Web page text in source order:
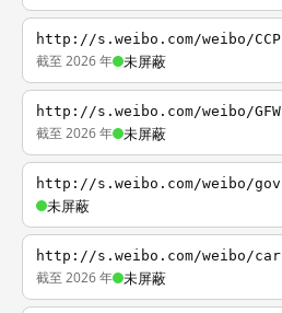
http://s.weibo.com/weibo/CCP
截至 2026 年 未屏蔽
http://s.weibo.com/weibo/GFW
截至 2026 年 未屏蔽
http://s.weibo.com/weibo/gov
未屏蔽
http://s.weibo.com/weibo/car
截至 2026 年 未屏蔽